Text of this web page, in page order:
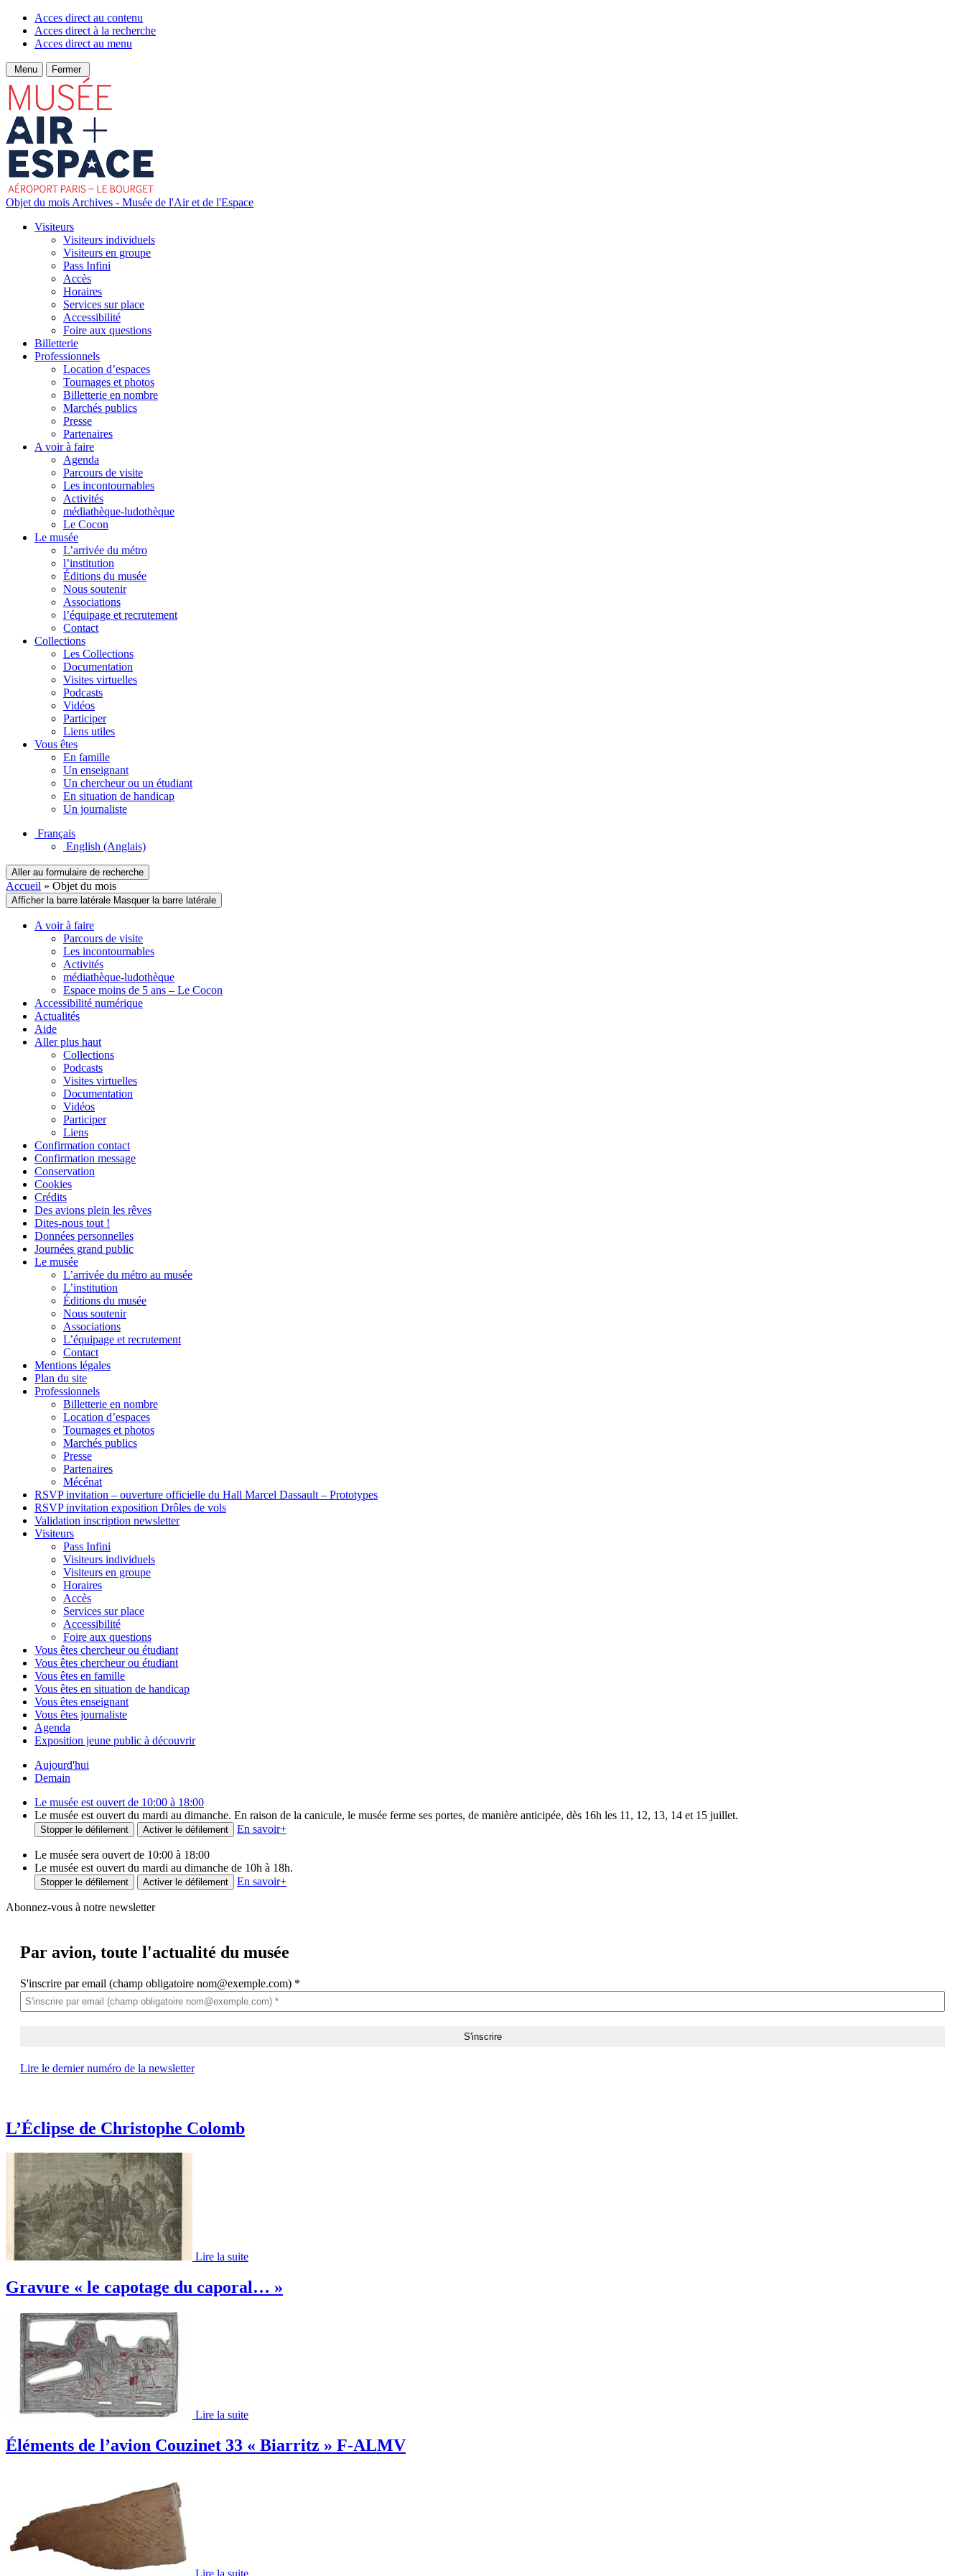
Acces direct au contenu
Acces direct à la recherche
Acces direct au menu
Menu Fermer
Objet du mois Archives - Musée de l'Air et de l'Espace
Visiteurs
Visiteurs individuels
Visiteurs en groupe
Pass Infini
Accès
Horaires
Services sur place
Accessibilité
Foire aux questions
Billetterie
Professionnels
Location d’espaces
Tournages et photos
Billetterie en nombre
Marchés publics
Presse
Partenaires
A voir à faire
Agenda
Parcours de visite
Les incontournables
Activités
médiathèque-ludothèque
Le Cocon
Le musée
L’arrivée du métro
l’institution
Éditions du musée
Nous soutenir
Associations
l’équipage et recrutement
Contact
Collections
Les Collections
Documentation
Visites virtuelles
Podcasts
Vidéos
Participer
Liens utiles
Vous êtes
En famille
Un enseignant
Un chercheur ou un étudiant
En situation de handicap
Un journaliste
Français
English (Anglais)
Aller au formulaire de recherche
Accueil » Objet du mois
Afficher la barre latérale Masquer la barre latérale
A voir à faire
Parcours de visite
Les incontournables
Activités
médiathèque-ludothèque
Espace moins de 5 ans – Le Cocon
Accessibilité numérique
Actualités
Aide
Aller plus haut
Collections
Podcasts
Visites virtuelles
Documentation
Vidéos
Participer
Liens
Confirmation contact
Confirmation message
Conservation
Cookies
Crédits
Des avions plein les rêves
Dites-nous tout !
Données personnelles
Journées grand public
Le musée
L’arrivée du métro au musée
L’institution
Éditions du musée
Nous soutenir
Associations
L’équipage et recrutement
Contact
Mentions légales
Plan du site
Professionnels
Billetterie en nombre
Location d’espaces
Tournages et photos
Marchés publics
Presse
Partenaires
Mécénat
RSVP invitation – ouverture officielle du Hall Marcel Dassault – Prototypes
RSVP invitation exposition Drôles de vols
Validation inscription newsletter
Visiteurs
Pass Infini
Visiteurs individuels
Visiteurs en groupe
Horaires
Accès
Services sur place
Accessibilité
Foire aux questions
Vous êtes chercheur ou étudiant
Vous êtes chercheur ou étudiant
Vous êtes en famille
Vous êtes en situation de handicap
Vous êtes enseignant
Vous êtes journaliste
Agenda
Exposition jeune public à découvrir
Aujourd'hui
Demain
Le musée est ouvert de 10:00 à 18:00
Le musée est ouvert du mardi au dimanche. En raison de la canicule, le musée ferme ses portes, de manière anticipée, dès 16h les 11, 12, 13, 14 et 15 juillet.
Stopper le défilement Activer le défilement En savoir+
Le musée sera ouvert de 10:00 à 18:00
Le musée est ouvert du mardi au dimanche de 10h à 18h.
Stopper le défilement Activer le défilement En savoir+
Abonnez-vous à notre newsletter
Par avion, toute l'actualité du musée
S'inscrire par email (champ obligatoire nom@exemple.com) *
Lire le dernier numéro de la newsletter
L’Éclipse de Christophe Colomb
Lire la suite
Gravure « le capotage du caporal… »
Lire la suite
Éléments de l’avion Couzinet 33 « Biarritz » F-ALMV